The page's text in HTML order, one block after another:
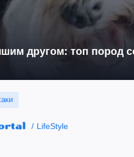
другом: топ пород
LifeStyle